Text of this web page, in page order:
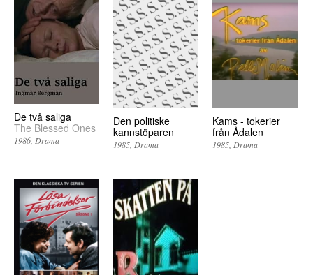
De två saliga
The Blessed Ones
1986 Drama
Den politiske
kannstöparen
1985 Drama
Kams - tokerier
från Ådalen
1985 Drama